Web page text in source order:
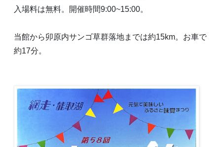
入場料は無料。開催時間9:00~15:00。
当館から卯原内サンゴ草群落地までは約15km。お車で
約17分。